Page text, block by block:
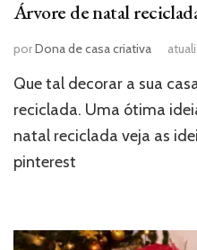
Árvore de natal
porDona de casa criativa
Que tal decorar a sua
reciclada. Uma ótima
natal reciclada veja as
pinterest